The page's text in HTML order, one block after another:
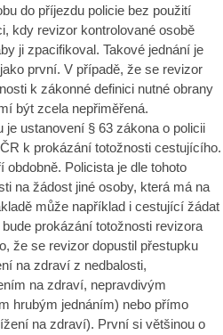
do příjezdu policie bez použití
kdy revizor kontrolované osobě
ji zpacifikoval. Takové jednání je
první. V případě, že se revizor
k zákonné definici nutné obrany
být zcela nepřiměřená.
ustanovení § 63 zákona o policii
k prokázání totožnosti cestujícího.
Policista je dle tohoto
na žádost jiné osoby, která má na
může například i cestující žádat
prokázání totožnosti revizora
že se revizor dopustil přestupku
na zdraví z nedbalosti,
na zdraví, nepravdivým
hrubým jednáním) nebo přímo
na zdraví). První si většinou o